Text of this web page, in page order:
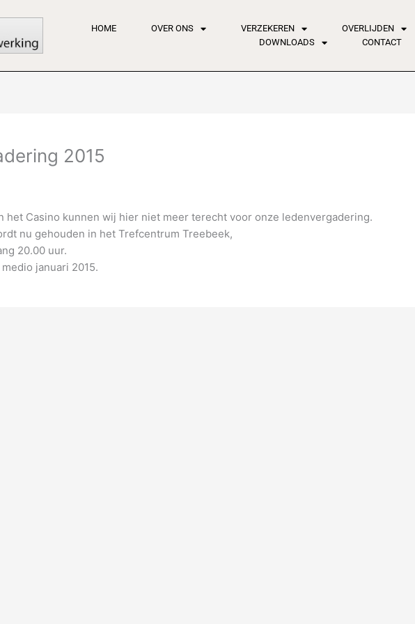
HOME OVER ONS VERZEKEREN OVERLIJDEN
DOWNLOADS
CONTACT
2015
het Casino kunnen wij hier niet meer terecht voor onze ledenvergadering.
nu gehouden in het Trefcentrum Treebeek,
20.00 uur.
januari 2015.